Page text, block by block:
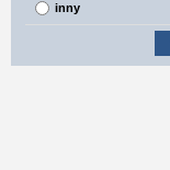
inny